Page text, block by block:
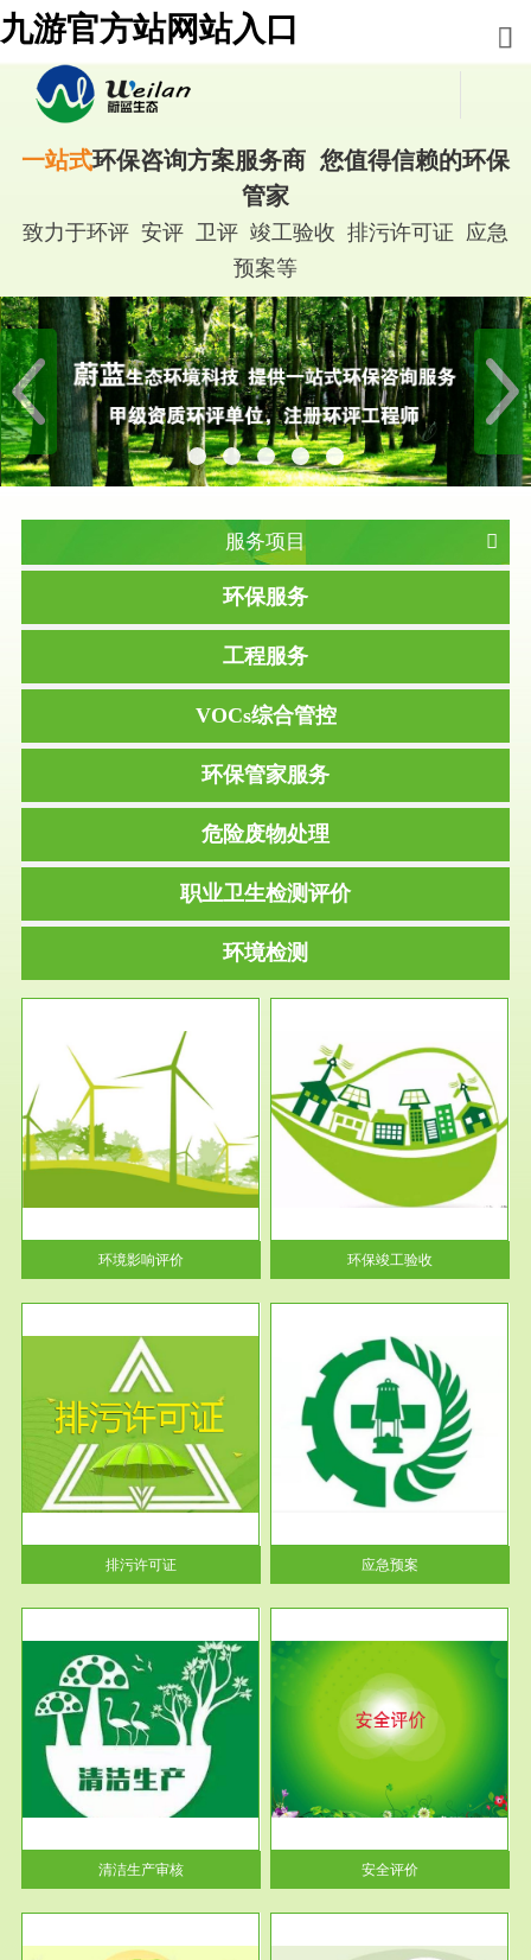
九游官方站网站入口
一站式环保咨询方案服务商 您值得信赖的环保
管家
致力于环评 安评 卫评 竣工验收 排污许可证 应急
预案等
服务项目
环保服务
工程服务
VOCs综合管控
环保管家服务
危险废物处理
职业卫生检测评价
环境检测
环境影响评价
服务范围
环保竣工验收
根据《建设项目环境保护管理条
例》第十七条 编制环境影响报
告书、...
环保竣工验收
排污许可证
服务范围
应急预案
根据《中华人民共和国环境保护
法》第十九条 企业事业单位应
当按照...
应急预案
清洁生产审核
服务范围
安全评价
安全评价安全评价目的是查找、
分析和预测工程、系统、生产经
营活...
安全评价